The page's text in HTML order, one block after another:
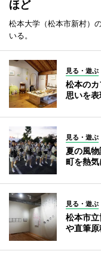
ほど
松本大学（松本市新村）
いる。
見る・遊ぶ
松本の
思いを
見る・遊ぶ
夏の風
町を熱
見る・遊ぶ
松本市
や直筆